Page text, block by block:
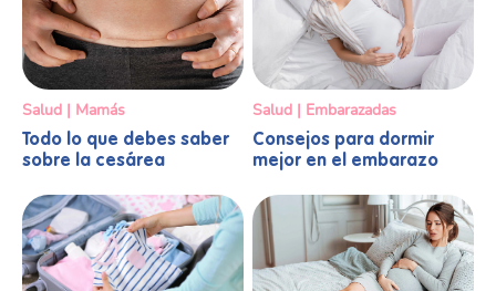
Salud | Mamás
Todo lo que debes saber
sobre la cesárea
Salud | Embarazadas
Consejos para dormir
mejor en el embarazo